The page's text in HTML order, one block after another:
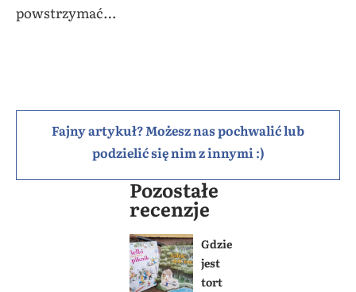
powstrzymać…
Fajny artykuł? Możesz nas pochwalić lub
podzielić się nim z innymi :)
Pozostałe
recenzje
Gdzie
jest
tort